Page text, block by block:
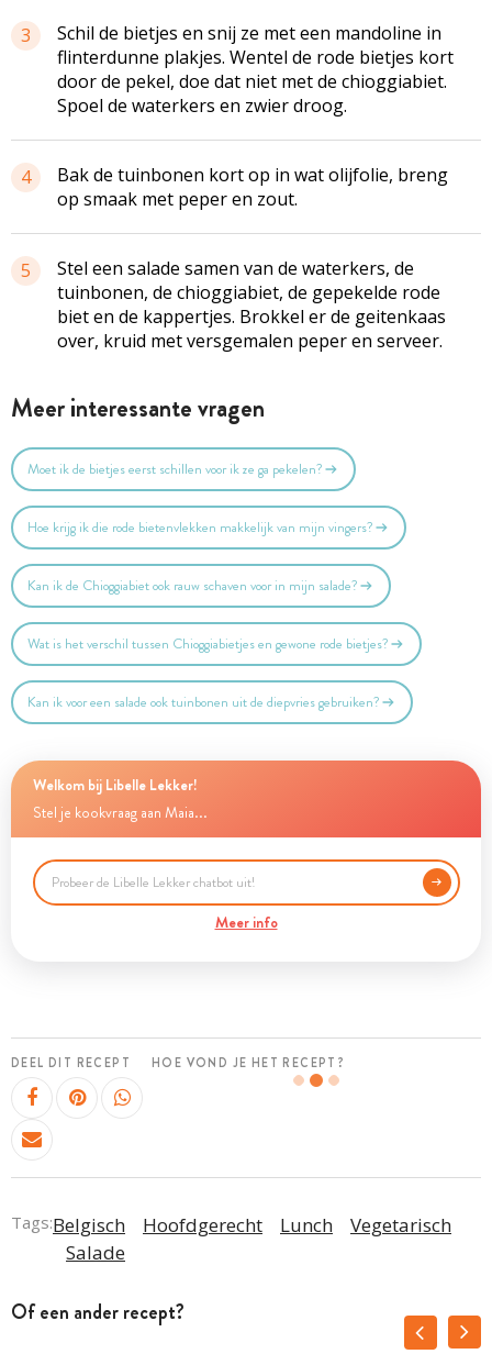
3
Schil de bietjes en snij ze met een mandoline in
flinterdunne plakjes. Wentel de rode bietjes kort
door de pekel, doe dat niet met de chioggiabiet.
Spoel de waterkers en zwier droog.
4
Bak de tuinbonen kort op in wat olijfolie, breng
op smaak met peper en zout.
5
Stel een salade samen van de waterkers, de
tuinbonen, de chioggiabiet, de gepekelde rode
biet en de kappertjes. Brokkel er de geitenkaas
over, kruid met versgemalen peper en serveer.
Meer interessante vragen
Moet ik de bietjes eerst schillen voor ik ze ga pekelen?
Hoe krijg ik die rode bietenvlekken makkelijk van mijn vingers?
Kan ik de Chioggiabiet ook rauw schaven voor in mijn salade?
Wat is het verschil tussen Chioggiabietjes en gewone rode bietjes?
Kan ik voor een salade ook tuinbonen uit de diepvries gebruiken?
Welkom bij Libelle Lekker!
Stel je kookvraag aan Maia...
Meer info
DEEL DIT RECEPT HOE VOND JE HET RECEPT?
Tags:Belgisch Hoofdgerecht Lunch
Vegetarisch
Salade
Of een ander recept?